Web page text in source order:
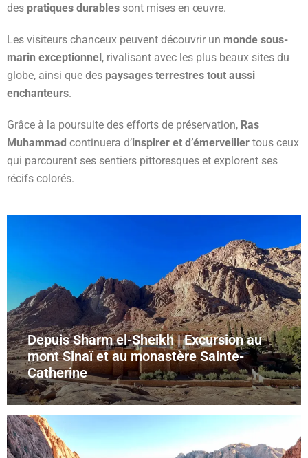
des pratiques durables sont mises en œuvre.
Les visiteurs chanceux peuvent découvrir un monde sous-
marin exceptionnel, rivalisant avec les plus beaux sites du
globe, ainsi que des paysages terrestres tout aussi
enchanteurs.
Grâce à la poursuite des efforts de préservation, Ras
Muhammad continuera d’inspirer et d’émerveiller tous ceux
qui parcourent ses sentiers pittoresques et explorent ses
récifs colorés.
Depuis Sharm el-Sheikh | Excursion au
mont Sinaï et au monastère Sainte-
Catherine